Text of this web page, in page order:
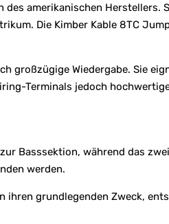
amerikanischen
Die Kimber Kable 8TC
großzügige Wiedergabe. Sie
Terminals jedoch
Basssektion, während das
werden.
ihren grundlegenden Zweck,